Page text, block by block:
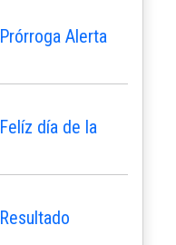
Alerta
día de la